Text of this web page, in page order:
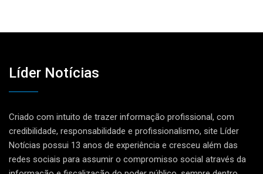
Líder Notícias
Criado com intuito de trazer informação profissional, com
credibilidade, responsabilidade e profissionalismo, site Líder
Notícias possui 13 anos de experiência e cresceu além das
redes sociais para assumir o compromisso social através da